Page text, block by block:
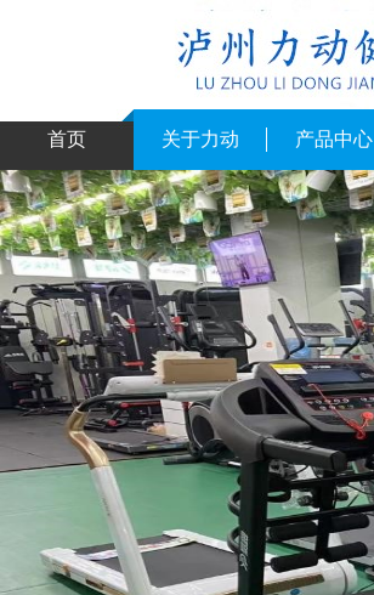
首页 关于力动 产品中心